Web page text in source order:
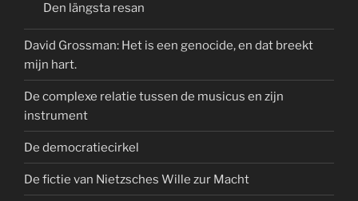
Den längsta resan
David Grossman: Het is een genocide, en dat breekt
mijn hart.
De complexe relatie tussen de musicus en zijn
instrument
De democratiecirkel
De fictie van Nietzsches Wille zur Macht